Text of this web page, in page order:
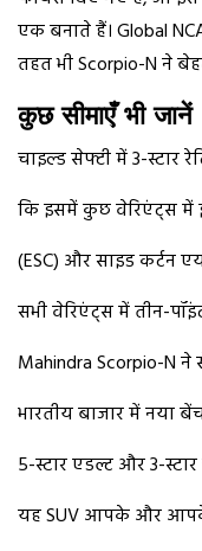
एक बनाते हैं। Global
तहत भी Scorpio-N ने
कुछ सीमाएँ भी जानें
चाइल्ड सेफ्टी में 3-स्टार
कि इसमें कुछ वेरिएंट्स में
(ESC) और साइड कर्टन
सभी वेरिएंट्स में तीन-
Mahindra Scorpio-N
भारतीय बाजार में नया
5-स्टार एडल्ट और 3-
यह SUV आपके और आपके